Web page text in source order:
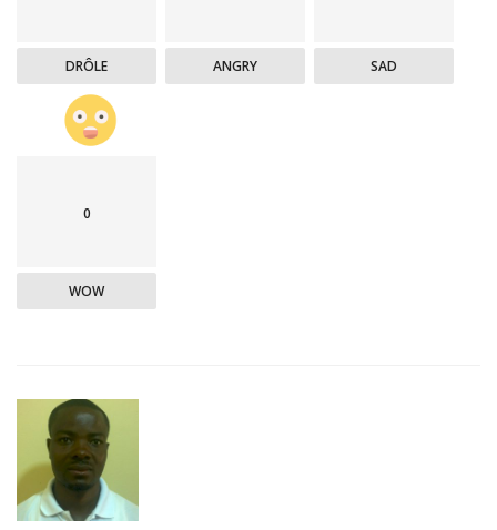
DRÔLE ANGRY SAD
0
WOW